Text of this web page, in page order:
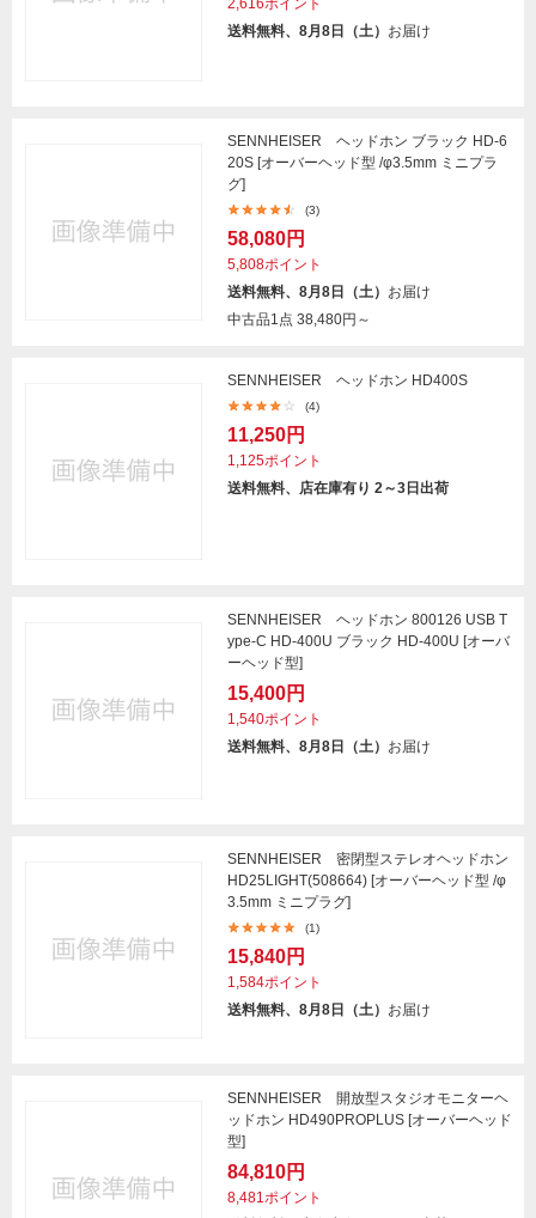
送料無料、8月8日（土） お届け
SENNHEISER ヘッドホン ブラック HD-6
20S [オーバーヘッド型 /φ3.5mm ミニプラ
グ]
(3)
58,080円
5,808ポイント
送料無料、8月8日（土） お届け
中古品1点 38,480円～
SENNHEISER ヘッドホン HD400S
(4)
11,250円
1,125ポイント
送料無料、店在庫有り 2～3日出荷
SENNHEISER ヘッドホン 800126 USB T
ype-C HD-400U ブラック HD-400U [オーバ
ーヘッド型]
15,400円
1,540ポイント
送料無料、8月8日（土） お届け
SENNHEISER 密閉型ステレオヘッドホン
HD25LIGHT(508664) [オーバーヘッド型 /φ
3.5mm ミニプラグ]
(1)
15,840円
1,584ポイント
送料無料、8月8日（土） お届け
SENNHEISER 開放型スタジオモニターヘ
ッドホン HD490PROPLUS [オーバーヘッド
型]
84,810円
8,481ポイント